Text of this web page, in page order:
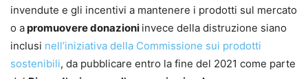
invendute e gli incentivi a mantenere i prodotti sul mercato
o apromuovere donazioni invece della distruzione siano
inclusi nell’iniziativa della Commissione sui prodotti
sostenibili, da pubblicare entro la fine del 2021 come parte